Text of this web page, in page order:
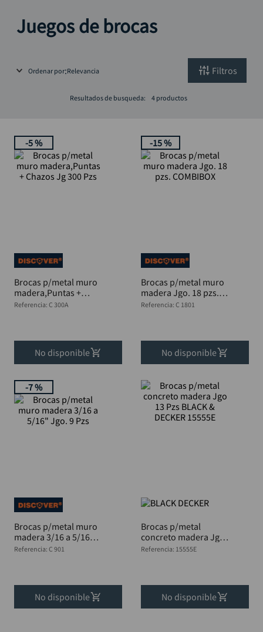
Juegos de brocas
Ordenar por Relevancia Filtros
Resultados de busqueda: 4 productos
-5 %
Brocas p/metal muro
madera,Puntas +
Chazos Jg 300 Pzs
Referencia: C 300A
No disponible
-15 %
Brocas p/metal muro
madera Jgo. 18 pzs.
COMBIBOX
Referencia: C 1801
No disponible
-7 %
Brocas p/metal muro
madera 3/16 a 5/16"
Jgo. 9 Pzs
Referencia: C 901
No disponible
Brocas p/metal
concreto madera Jgo
13 Pzs BLACK &
Referencia: 15555E
No disponible